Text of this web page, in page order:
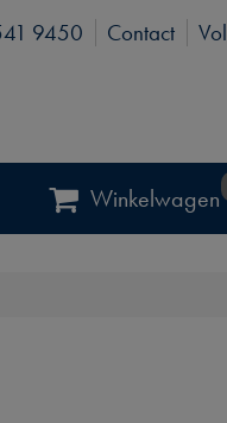
9450 Contact
Winkelwagen